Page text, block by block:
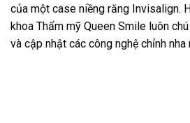
của một case niềng răng Invisalign.
khoa Thẩm mỹ Queen Smile luôn
và cập nhật các công nghệ chỉnh nha